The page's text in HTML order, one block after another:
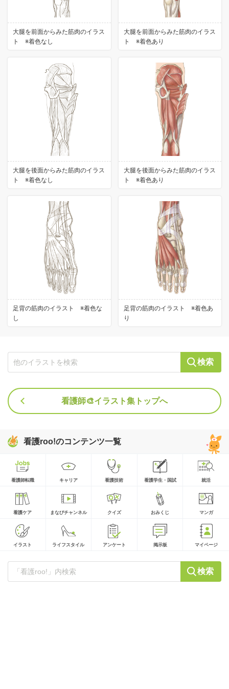
大腿を前面からみた筋肉のイラス
ト ※着色なし
大腿を前面からみた筋肉のイラス
ト ※着色あり
大腿を後面からみた筋肉のイラス
ト ※着色なし
大腿を後面からみた筋肉のイラス
ト ※着色あり
足背の筋肉のイラスト ※着色な
し
足背の筋肉のイラスト ※着色あ
り
検索
看護師🎨イラスト集トップへ
看護roo!のコンテンツ一覧
看護師転職 キャリア 看護技術 看護学生・国試 就活
看護ケア まなびチャンネル クイズ おみくじ マンガ
イラスト ライフスタイル アンケート 掲示板 マイページ
検索